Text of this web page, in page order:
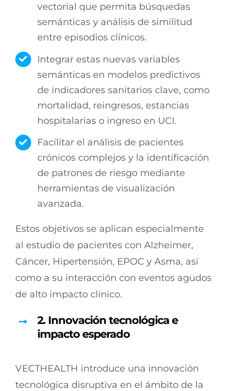
vectorial que permita búsquedas
semánticas y análisis de similitud
entre episodios clínicos.
Integrar estas nuevas variables
semánticas en modelos predictivos
de indicadores sanitarios clave, como
mortalidad, reingresos, estancias
hospitalarias o ingreso en UCI.
Facilitar el análisis de pacientes
crónicos complejos y la identificación
de patrones de riesgo mediante
herramientas de visualización
avanzada.
Estos objetivos se aplican especialmente
al estudio de pacientes con Alzheimer,
Cáncer, Hipertensión, EPOC y Asma, así
como a su interacción con eventos agudos
de alto impacto clínico.
2. Innovación tecnológica e
impacto esperado
VECTHEALTH introduce una innovación
tecnológica disruptiva en el ámbito de la